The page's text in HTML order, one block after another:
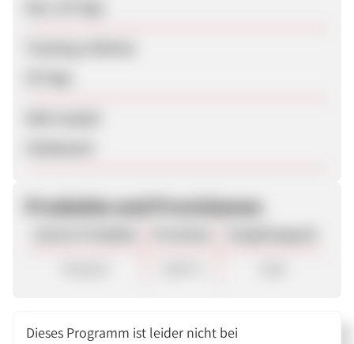
Produkte und Provisionen
Dieses Programm ist leider nicht bei